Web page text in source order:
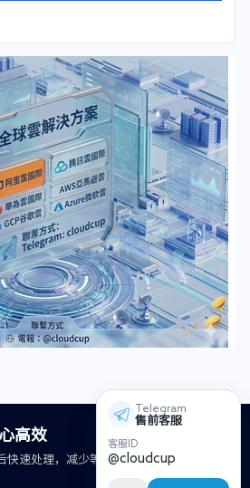
高效
快速处理，减少等待时间。
Telegram
售前客服
客服ID
@cloudcup